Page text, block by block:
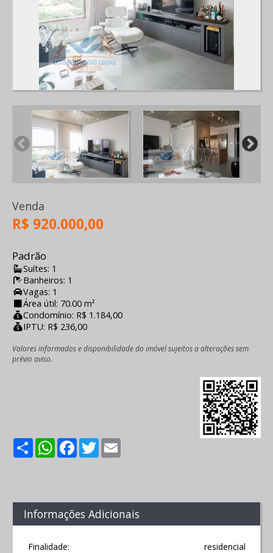
Venda
R$ 920.000,00
Padrão
Suítes: 1
Banheiros: 1
Vagas: 1
Área útil: 70.00 m²
Condomínio: R$ 1.184,00
IPTU: R$ 236,00
Valores informados e disponibilidade do imóvel sujeitos a alterações sem
prévio aviso.
ShareWhatsApp
Facebook
Twitter
Informações Adicionais
Finalidade: residencial